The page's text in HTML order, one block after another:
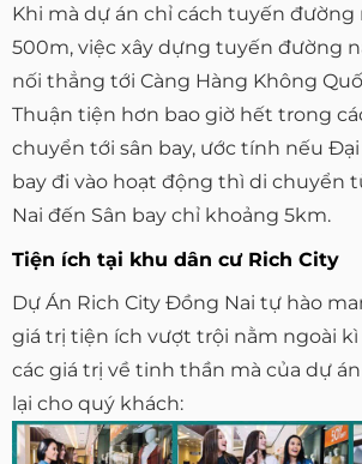
Khi mà dự án chỉ cách tuyến đường
500m, việc xây dựng tuyến đường
nối thẳng tới Càng Hàng Không
Thuận tiện hơn bao giờ hết trong
chuyển tới sân bay, ước tính nếu Đại
bay đi vào hoạt động thì di chuyển
Nai đến Sân bay chỉ khoảng 5km.
Tiện ích tại khu dân cư Rich City
Dự Án Rich City Đồng Nai tự hào
giá trị tiện ích vượt trội nằm ngoài
các giá trị về tinh thần mà của dự
lại cho quý khách: